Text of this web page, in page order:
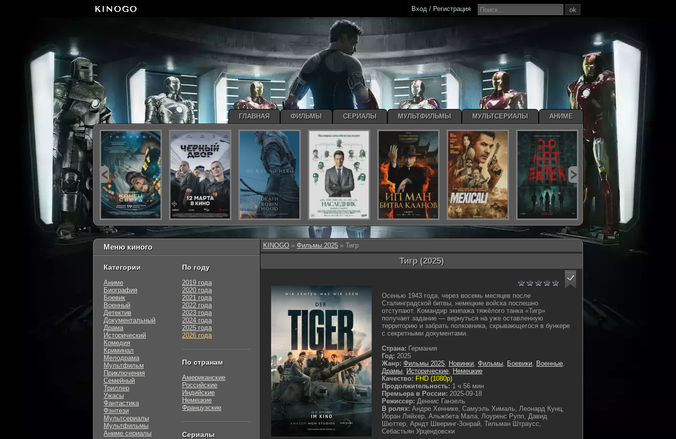
KINOGO » Фильмы 2025 » Тигр
Тигр (2025)
Осенью 1943 года, через восемь месяцев после
Сталинградской битвы, немецкие войска поспешно
отступают. Командир экипажа тяжёлого танка «Тигр»
получает задание — вернуться на уже оставленную
территорию и забрать полковника, скрывающегося в бункере
с секретными документами.
Страна: Германия
Год: 2025
Жанр: Фильмы 2025, Новинки, Фильмы, Боевики, Военные,
Драмы, Исторические, Немецкие
Качество: FHD (1080p)
Продолжительность: 1 ч 56 мин
Премьера в России: 2025-09-18
Режиссер: Деннис Ганзель
В ролях: Андре Хеннике, Самуэль Хималь, Леонард Кунц,
Йоран Ляйхер, Альжбета Мала, Лоуренс Рупп, Давид
Шюттер, Арндт Шверинг-Зонрай, Тильман Штраусс,
Себастьян Урцендовски
Меню киного
Категории
Аниме
Биография
Боевик
Военный
Детектив
Документальный
Драма
Исторический
Комедия
Криминал
Мелодрама
Мультфильм
Приключения
Семейный
Триллер
Ужасы
Фантастика
Фэнтези
Мультсериалы
Мультфильмы
Аниме сериалы
По году
2019 года
2020 года
2021 года
2022 года
2023 года
2024 года
2025 года
2026 года
По странам
Американские
Российские
Индийские
Немецкие
Французские
Сериалы
ok
Вход / Регистрация
ГЛАВНАЯ ФИЛЬМЫ СЕРИАЛЫ МУЛЬТФИЛЬМЫ МУЛЬТСЕРИАЛЫ АНИМЕ